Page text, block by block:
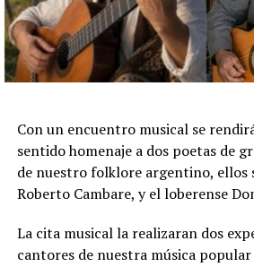
Reconocido internacionalmente,
formación en La Plata y
Instituto Superior de Arte del
perfeccionarse en la School of
bailarín del Teatro Colón, el Royal
Dutch National Ballet, además de
principales escenarios y festivales
En paralelo a su trayectoria como
Ballet Concierto, compañía con la
internacionales por los cinco
Con un encuentro musical se
sentido homenaje a dos poetas de
de nuestro folklore argentino, ellos
Roberto Cambare, y el loberense
La cita musical la realizaran dos
cantores de nuestra música